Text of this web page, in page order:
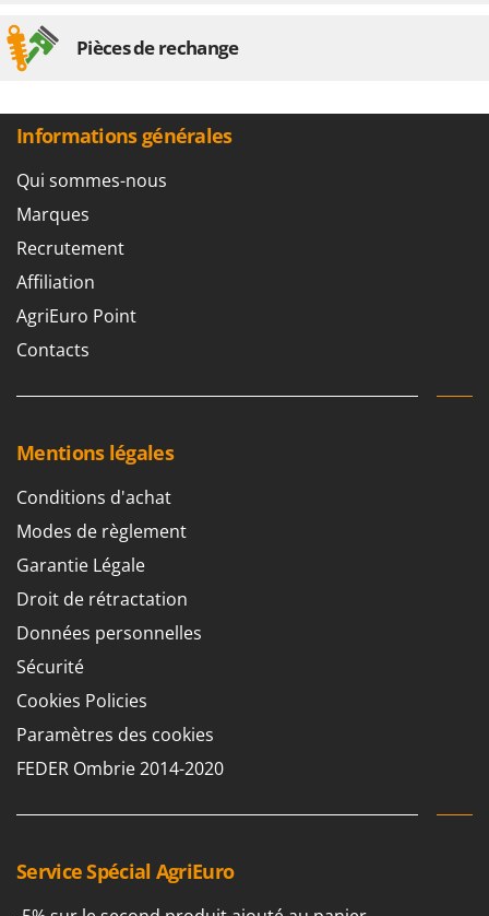
Pièces de rechange
Informations générales
Qui sommes-nous
Marques
Recrutement
Affiliation
AgriEuro Point
Contacts
Mentions légales
Conditions d'achat
Modes de règlement
Garantie Légale
Droit de rétractation
Données personnelles
Sécurité
Cookies Policies
Paramètres des cookies
FEDER Ombrie 2014-2020
Service Spécial AgriEuro